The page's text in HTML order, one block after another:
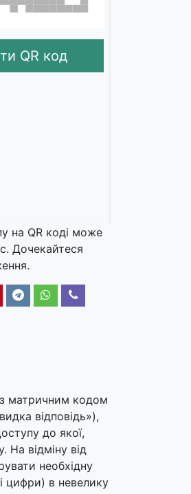
QR код
на QR коді може
Дочекайтеся
матричним кодом
відповідь»),
до якої,
На відміну від
необхідну
цифри) в невелику